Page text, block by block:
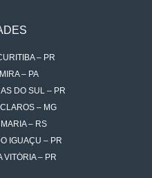
– PR
– PA
DO SUL – PR
– MG
– RS
IGUAÇU – PR
VITÓRIA – PR